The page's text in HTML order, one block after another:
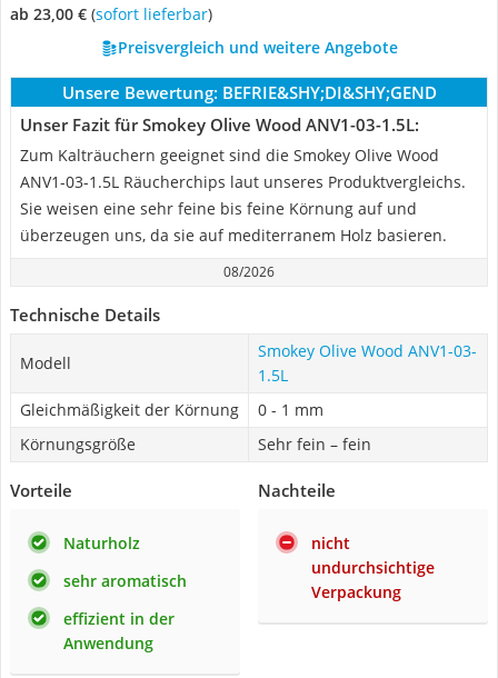
ab 23,00 € ( Sofort lieferbar)
Preisvergleich und weitere Angebote
Unsere Bewertung: BEFRIE&SHY;DI&SHY;GEND
Unser Fazit für Smokey Olive Wood ANV1-03-1.5L:
Zum Kalträuchern geeignet sind die Smokey Olive Wood
ANV1-03-1.5L Räucherchips laut unseres Produktvergleichs.
Sie weisen eine sehr feine bis feine Körnung auf und
überzeugen uns, da sie auf mediterranem Holz basieren.
08/2026
Technische Details
Modell
Smokey Olive Wood ANV1-03-
1.5L
Gleichmäßigkeit der Körnung
0 - 1 mm
Körnungsgröße
Sehr fein – fein
Vorteile
Naturholz
sehr aromatisch
effizient in der
Anwendung
Nachteile
nicht
undurchsichtige
Verpackung